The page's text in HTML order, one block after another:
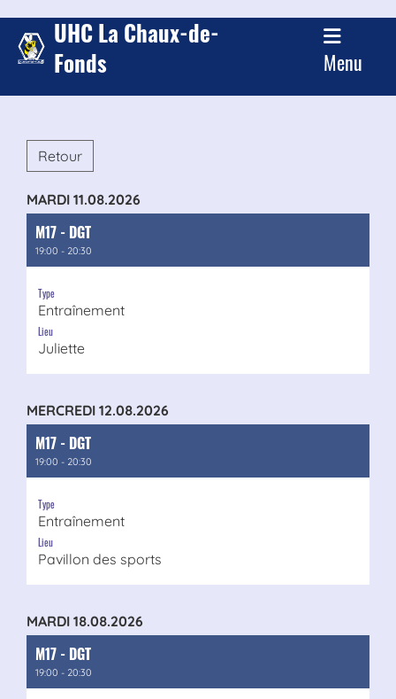
UHC La Chaux-de-
Fonds
Menu
Retour
MARDI 11.08.2026
M17 - DGT
19:00 - 20:30
Type
Entraînement
Lieu
Juliette
MERCREDI 12.08.2026
M17 - DGT
19:00 - 20:30
Type
Entraînement
Lieu
Pavillon des sports
MARDI 18.08.2026
M17 - DGT
19:00 - 20:30